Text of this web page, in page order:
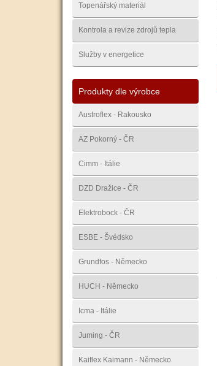
Topenářský materiál
Kontrola a revize zdrojů tepla
Služby v energetice
Produkty dle výrobce
Austroflex - Rakousko
AZ Pokorný - ČR
Cimm - Itálie
DZD Dražice - ČR
Elektrobock - ČR
ESBE - Švédsko
Grundfos - Německo
HUCH - Německo
Icma - Itálie
Juming - ČR
Kaiflex Kaimann - Německo